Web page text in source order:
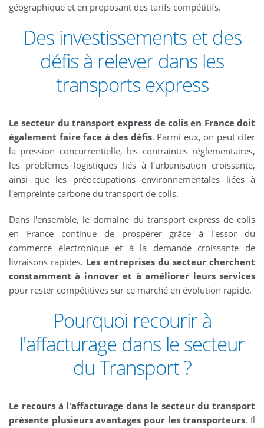
géographique et en proposant des tarifs compétitifs.
Des investissements et des
défis à relever dans les
transports express
Le secteur du transport express de colis en France doit
également faire face à des défis. Parmi eux, on peut citer
la pression concurrentielle, les contraintes réglementaires,
les problèmes logistiques liés à l'urbanisation croissante,
ainsi que les préoccupations environnementales liées à
l'empreinte carbone du transport de colis.
Dans l'ensemble, le domaine du transport express de colis
en France continue de prospérer grâce à l'essor du
commerce électronique et à la demande croissante de
livraisons rapides. Les entreprises du secteur cherchent
constamment à innover et à améliorer leurs services
pour rester compétitives sur ce marché en évolution rapide.
Pourquoi recourir à
l'affacturage dans le secteur
du Transport ?
Le recours à l'affacturage dans le secteur du transport
présente plusieurs avantages pour les transporteurs. Il